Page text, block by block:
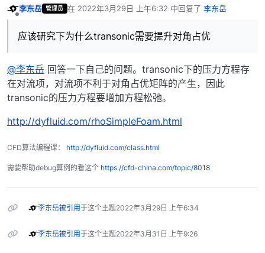
李东岳 管理员 在 2022年3月29日 上午6:32 中回复了 李东岳
最后由 编辑
应该研究下为什么transonic需要提升对角占优
@李东岳 回答一下自己的问题。transonic下的压力方程存
在对流项，对流项不利于对角占优矩阵的产生，因此
transonic的压力方程要增加方程松弛。
http://dyfluid.com/rhoSimpleFoam.html
CFD算法编程课： http://dyfluid.com/class.html
需要帮助debug算例的看这个 https://cfd-china.com/topic/8018
李东岳被引用于这个主题2022年3月29日 上午6:34
李东岳被引用于这个主题2022年3月31日 上午9:26